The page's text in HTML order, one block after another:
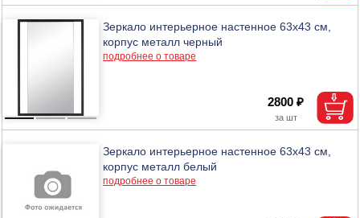
Зеркало интерьерное настенное 63х43 см,
корпус металл черный
подробнее о товаре
2800 ₽
Зеркало интерьерное настенное 63х43 см,
корпус металл белый
подробнее о товаре